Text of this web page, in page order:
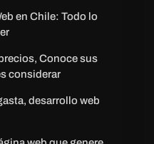
en Chile: Todo lo
Conoce sus
considerar
desarrollo web